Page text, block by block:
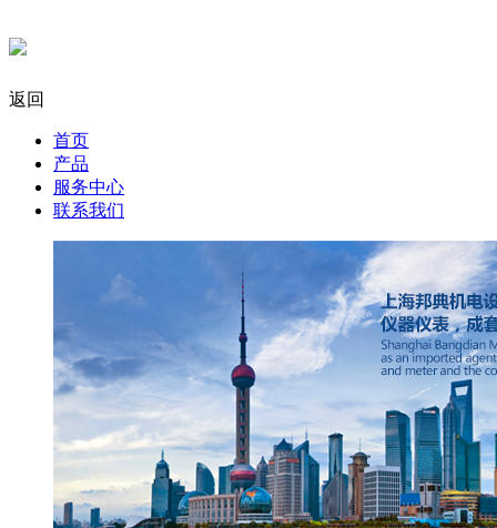
返回
首页
产品
服务中心
联系我们